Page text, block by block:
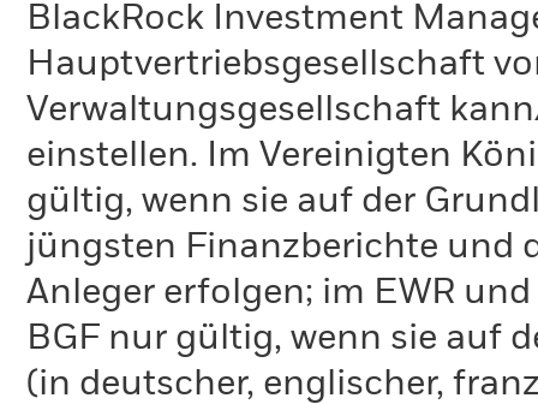
BlackRock Investment
Hauptvertriebsgesellschaft
Verwaltungsgesellschaft
einstellen. Im Vereinigten
gültig, wenn sie auf der
jüngsten Finanzberichte und
Anleger erfolgen; im EWR
BGF nur gültig, wenn sie auf
(in deutscher, englischer,